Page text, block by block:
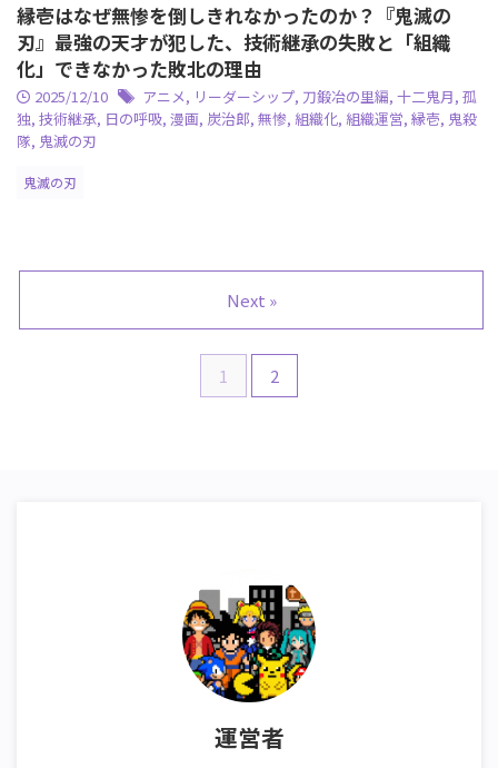
縁壱はなぜ無惨を倒しきれなかったのか？『鬼滅の
刃』最強の天才が犯した、技術継承の失敗と「組織
化」できなかった敗北の理由
2025/12/10 アニメ, リーダーシップ, 刀鍛冶の里編, 十二鬼月, 孤
独, 技術継承, 日の呼吸, 漫画, 炭治郎, 無惨, 組織化, 組織運営, 縁壱, 鬼殺
隊, 鬼滅の刃
鬼滅の刃
1 2
Next »
運営者